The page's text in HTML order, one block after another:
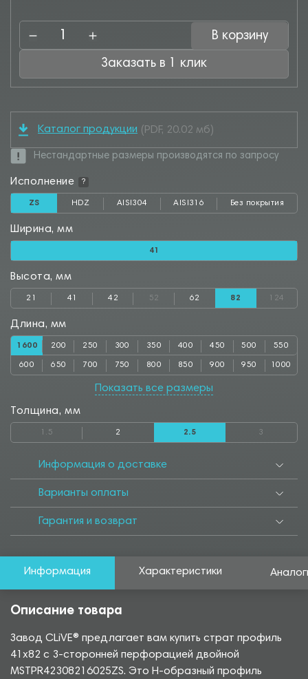
В корзину
Заказать в 1 клик
Каталог продукции (PDF, 20.02 мб)
Нестандартные размеры производятся по запросу
Исполнение ?
ZS HDZ AISI304 AISI316 Без покрытия
Ширина, мм
41
Высота, мм
21 41 42 52 62 82 124
Длина, мм
1600 200 250 300 350 400 450 500 550
600 650 700 750 800 850 900 950 1000
1150 1200 1250 1300 1350
2000 2050 2100 2200 2250 2350 2400 2500 2550
2600 2800 2850 2900 2950 3000 3050 3300 3500
3700 3750 3850 4000
4950 5000 5050 5500 5550 5700 6000 6500
Показать все размеры
Толщина, мм
1.5 2 2.5 3
Информация о доставке
Варианты оплаты
Гарантия и возврат
Информация Характеристики
Описание товара
Завод CLiVE® предлагает вам купить страт профиль
41х82 с 3-сторонней перфорацией двойной
MSTPR42308216025ZS. Это Н-образный профиль